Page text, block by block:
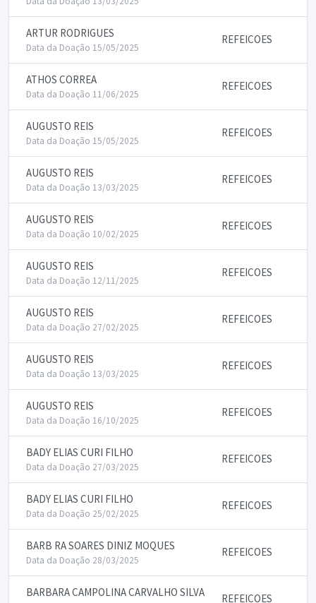
ARTUR RODRIGUES
Data da Doação 15/05/2025
REFEICOES
ATHOS CORREA
Data da Doação 11/06/2025
REFEICOES
AUGUSTO REIS
Data da Doação 15/05/2025
REFEICOES
AUGUSTO REIS
Data da Doação 13/03/2025
REFEICOES
AUGUSTO REIS
Data da Doação 10/02/2025
REFEICOES
AUGUSTO REIS
Data da Doação 12/11/2025
REFEICOES
AUGUSTO REIS
Data da Doação 27/02/2025
REFEICOES
AUGUSTO REIS
Data da Doação 13/03/2025
REFEICOES
AUGUSTO REIS
Data da Doação 16/10/2025
REFEICOES
BADY ELIAS CURI FILHO
Data da Doação 27/03/2025
REFEICOES
BADY ELIAS CURI FILHO
Data da Doação 25/02/2025
REFEICOES
BARB RA SOARES DINIZ MOQUES
Data da Doação 28/03/2025
REFEICOES
BARBARA CAMPOLINA CARVALHO SILVA REFEICOES